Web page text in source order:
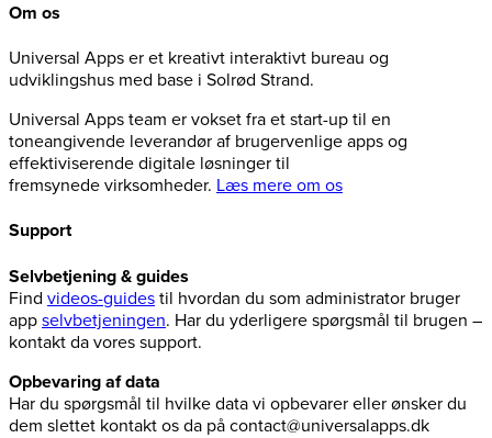
Om os
Universal Apps er et kreativt interaktivt bureau og
udviklingshus med base i Solrød Strand.
Universal Apps team er vokset fra et start-up til en
toneangivende leverandør af brugervenlige apps og
effektiviserende digitale løsninger til
fremsynede virksomheder. Læs mere om os
Support
Selvbetjening & guides
Find videos-guides til hvordan du som administrator bruger
app selvbetjeningen. Har du yderligere spørgsmål til brugen –
kontakt da vores support.
Opbevaring af data
Har du spørgsmål til hvilke data vi opbevarer eller ønsker du
dem slettet kontakt os da på contact@universalapps.dk